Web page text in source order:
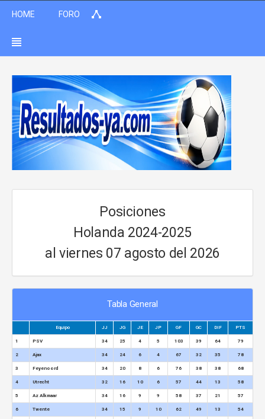
HOME FORO
Posiciones
Holanda 2024-2025
al viernes 07 agosto del 2026
Tabla General
Equipo JJ JG JE JP GF GC DIF PTS
1 PSV 34 25 4 5 103 39 64 79
2 Ajax 34 24 6 4 67 32 35 78
3 Feyenoord 34 20 8 6 76 38 38 68
4 Utrecht 32 16 10 6 57 44 13 58
5 Az Alkmaar 34 16 9 9 58 37 21 57
6 Twente 34 15 9 10 62 49 13 54